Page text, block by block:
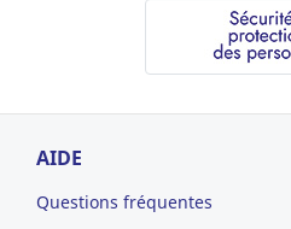
AIDE
Questions fréquentes